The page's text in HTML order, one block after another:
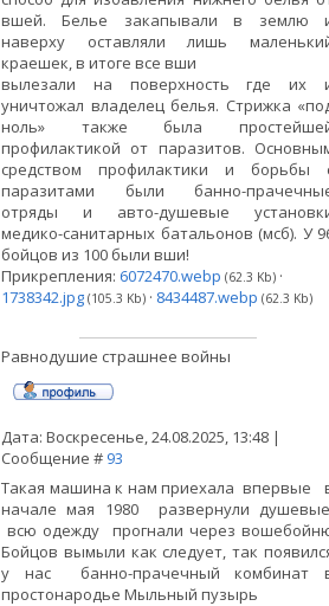
вшей. Белье закапывали в землю
наверху оставляли лишь
краешек, в итоге все вши
вылезали на поверхность где их
уничтожал владелец белья. Стрижка
ноль» также была
профилактикой от паразитов.
средством профилактики и борьбы
паразитами были банно-
отряды и авто-душевые
медико-санитарных батальонов (мсб). У
бойцов из 100 были вши!
Прикрепления: 6072470.webp (62.3 Kb) ·
1738342.jpg (105.3 Kb) · 8434487.webp (62.3 Kb)
Равнодушие страшнее войны
Дата: Воскресенье, 24.08.2025, 13:48 |
Сообщение # 93
Такая машина к нам приехала впервые
начале мая 1980 развернули
всю одежду прогнали через
Бойцов вымыли как следует, так
у нас банно-прачечный комбинат
простонародье Мыльный пузырь